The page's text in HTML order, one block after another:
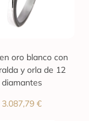
oro blanco con
y orla de 12
diamantes
3.087,79 €